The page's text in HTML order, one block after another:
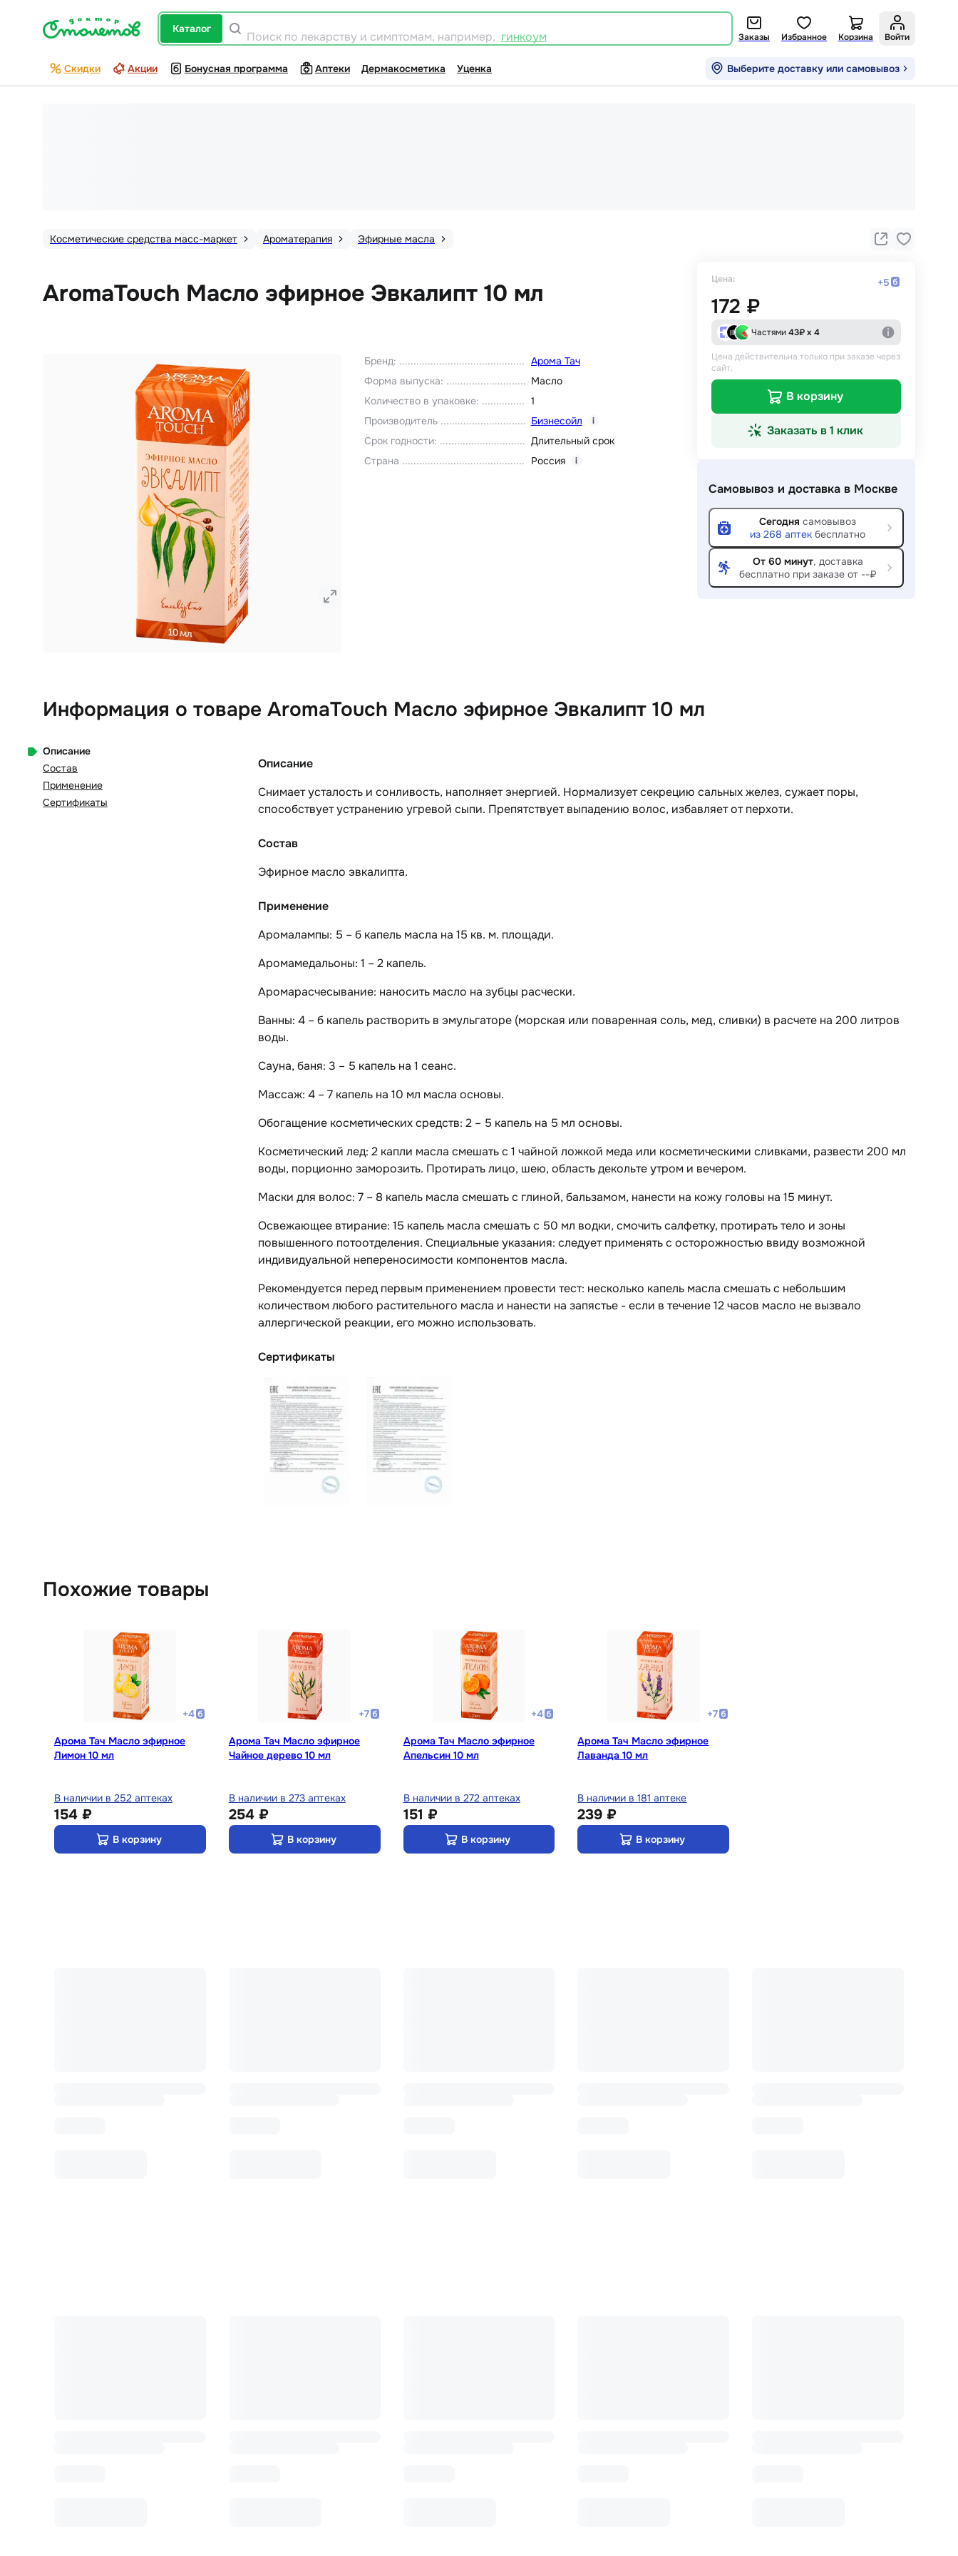
каталог
Поиск по лекарству и симптомам, например, гинкоум Заказы Избранное Корзина Войти
Скидки Акции Бонусная программа Аптеки Дермакосметика Уценка Выберите доставку или самовывоз
Косметические средства масс-маркет Ароматерапия Эфирные масла
AromaTouch Масло эфирное Эвкалипт 10 мл
Бренд:
Арома Тач
Форма выпуска:
Масло
Количество в упаковке:
1
Производитель
Бизнесойл i
Срок годности:
Длительный срок
Страна
Россия i
Цена: +5
172 ₽
Частями43₽ х 4
Цена действительна только при заказе через
сайт.
В корзину
Заказать в 1 клик
Самовывоз и доставка в Москве
Сегодня самовывоз
из 268 аптек бесплатно
От 60 минут, доставка
бесплатно при заказе от --₽
Информация о товаре AromaTouch Масло эфирное Эвкалипт 10 мл
Описание
Состав
Применение
Сертификаты
Описание
Снимает усталость и сонливость, наполняет энергией. Нормализует секрецию сальных желез, сужает поры,
способствует устранению угревой сыпи. Препятствует выпадению волос, избавляет от перхоти.
Состав
Эфирное масло эвкалипта.
Применение
Аромалампы: 5 – б капель масла на 15 кв. м. площади.
Аромамедальоны: 1 – 2 капель.
Аромарасчесывание: наносить масло на зубцы расчески.
Ванны: 4 – б капель растворить в эмульгаторе (морская или поваренная соль, мед, сливки) в расчете на 200 литров
воды.
Сауна, баня: 3 – 5 капель на 1 сеанс.
Массаж: 4 – 7 капель на 10 мл масла основы.
Обогащение косметических средств: 2 – 5 капель на 5 мл основы.
Косметический лед: 2 капли масла смешать с 1 чайной ложкой меда или косметическими сливками, развести 200 мл
воды, порционно заморозить. Протирать лицо, шею, область декольте утром и вечером.
Маски для волос: 7 – 8 капель масла смешать с глиной, бальзамом, нанести на кожу головы на 15 минут.
Освежающее втирание: 15 капель масла смешать с 50 мл водки, смочить салфетку, протирать тело и зоны
повышенного потоотделения. Специальные указания: следует применять с осторожностью ввиду возможной
индивидуальной непереносимости компонентов масла.
Рекомендуется перед первым применением провести тест: несколько капель масла смешать с небольшим
количеством любого растительного масла и нанести на запястье - если в течение 12 часов масло не вызвало
аллергической реакции, его можно использовать.
Сертификаты
Похожие товары
+4
Арома Тач Масло эфирное
Лимон 10 мл
В наличии в 252 аптеках
154 ₽
В корзину
+7
Арома Тач Масло эфирное
Чайное дерево 10 мл
В наличии в 273 аптеках
254 ₽
В корзину
+4
Арома Тач Масло эфирное
Апельсин 10 мл
В наличии в 272 аптеках
151 ₽
В корзину
+7
Арома Тач Масло эфирное
Лаванда 10 мл
В наличии в 181 аптеке
239 ₽
В корзину